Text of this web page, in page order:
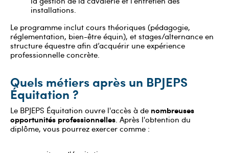
installations.
Le programme inclut cours théoriques (pédagogie,
réglementation, bien-être équin), et stages/alternance en
structure équestre afin d’acquérir une expérience
professionnelle concrète.
Quels métiers après un BPJEPS
Équitation ?
Le BPJEPS Équitation ouvre l'accès à de nombreuses
opportunités professionnelles. Après l'obtention du
diplôme, vous pourrez exercer comme :